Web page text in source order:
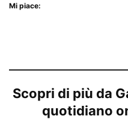
Mi piace:
Scopri di più da
quotidiano